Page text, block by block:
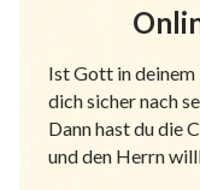
Ist Gott in deinem
dich sicher nach
Dann hast du die
und den Herrn